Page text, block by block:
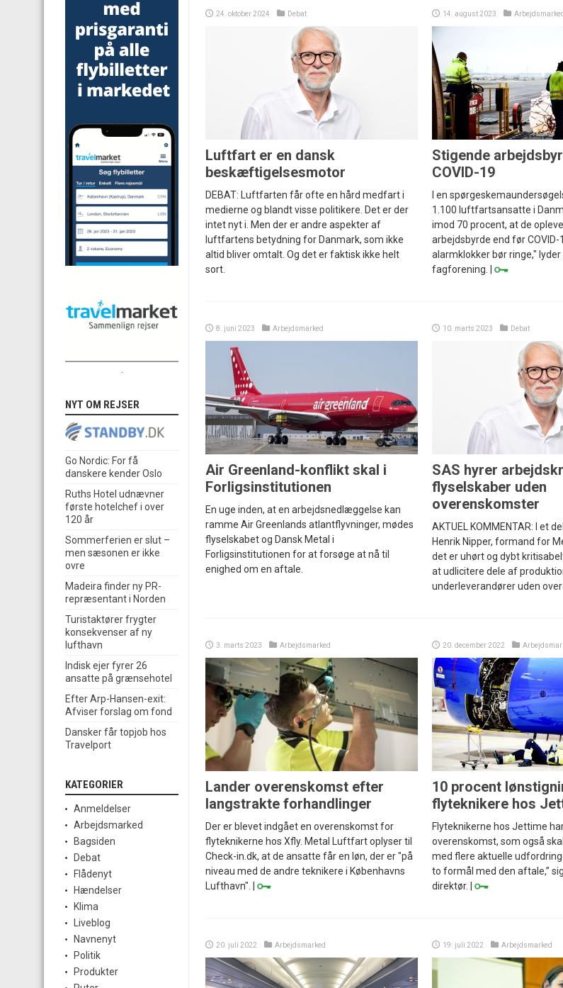
24. oktober 2024 Debat
Luftfart er en dansk
beskæftigelsesmotor
DEBAT: Luftfarten får ofte en hård medfart i
medierne og blandt visse politikere. Det er der
intet nyt i. Men der er andre aspekter af
luftfartens betydning for Danmark, som ikke
altid bliver omtalt. Og det er faktisk ikke helt
sort.
14. august 2023 Arbejdsmarked
Stigende
COVID-19
I en
1.100 luftfartsansatte i
imod 70 procent, at de
arbejdsbyrde end før COVID-
alarmklokker bør ringe,"
fagforening. |
8. juni 2023 Arbejdsmarked
Air Greenland-konflikt skal i
Forligsinstitutionen
En uge inden, at en arbejdsnedlæggelse kan
ramme Air Greenlands atlantflyvninger, mødes
flyselskabet og Dansk Metal i
Forligsinstitutionen for at forsøge at nå til
enighed om en aftale.
10. marts 2023 Debat
SAS hyrer
flyselskaber uden
overenskomster
AKTUEL KOMMENTAR: I et
Henrik Nipper, formand for
det er uhørt og dybt
at udlicitere dele af
underleverandører uden
3. marts 2023 Arbejdsmarked
Lander overenskomst efter
langstrakte forhandlinger
Der er blevet indgået en overenskomst for
flyteknikerne hos Xfly. Metal Luftfart oplyser til
Check-in.dk, at de ansatte får en løn, der er "på
niveau med de andre teknikere i Københavns
Lufthavn". |
20. december 2022
10 procent
flyteknikere hos
Flyteknikerne hos Jettime
overenskomst, som også
med flere aktuelle
to formål med den aftale,”
direktør. |
20. juli 2022 Arbejdsmarked 19. juli 2022 Arbejdsmarked
NYT OM REJSER
Go Nordic: For få
danskere kender Oslo
Ruths Hotel udnævner
første hotelchef i over
120 år
Sommerferien er slut –
men sæsonen er ikke
ovre
Madeira finder ny PR-
repræsentant i Norden
Turistaktører frygter
konsekvenser af ny
lufthavn
Indisk ejer fyrer 26
ansatte på grænsehotel
Efter Arp-Hansen-exit:
Afviser forslag om fond
Dansker får topjob hos
Travelport
KATEGORIER
Anmeldelser
Arbejdsmarked
Bagsiden
Debat
Flådenyt
Hændelser
Klima
Liveblog
Navnenyt
Politik
Produkter